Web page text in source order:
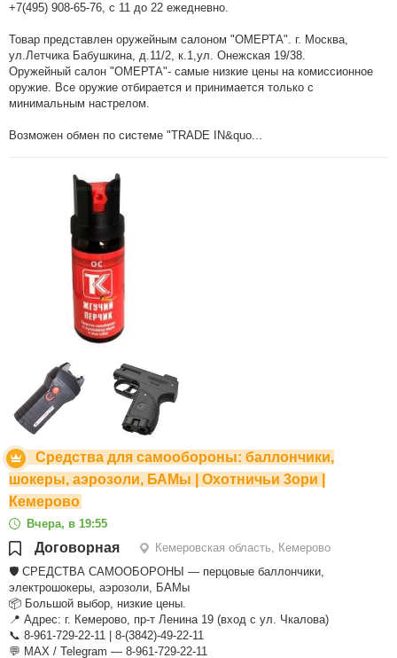
+7(495) 908-65-76, с 11 до 22 ежедневно.
Товар представлен оружейным салоном "ОМЕРТА". г. Москва,
ул.Летчика Бабушкина, д.11/2, к.1,ул. Онежская 19/38.
Оружейный салон "ОМЕРТА"- самые низкие цены на комиссионное
оружие. Все оружие отбирается и принимается только с
минимальным настрелом.
Возможен обмен по системе "TRADE IN&quo...
Средства для самообороны: баллончики,
шокеры, аэрозоли, БАМы | Охотничьи 3ори |
Кемерово
Вчера, в 19:55
Договорная
Кемеровская область, Кемерово
🛡️ СРЕДСТВА САМООБОРОНЫ — перцовые баллончики,
электрошокеры, аэрозоли, БАМы
📦 Большой выбор, низкие цены.
📍 Адрес: г. Кемерово, пр-т Ленина 19 (вход с ул. Чкалова)
📞 8-961-729-22-11 | 8-(3842)-49-22-11
💬 МАХ / Telegram — 8-961-729-22-11